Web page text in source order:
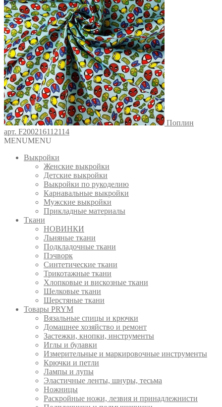
Поплин
арт. F200216112114
MENUMENU
Выкройки
Женские выкройки
Детские выкройки
Выкройки по рукоделию
Карнавальные выкройки
Мужские выкройки
Прикладные материалы
Ткани
НОВИНКИ
Льняные ткани
Подкладочные ткани
Пэчворк
Синтетические ткани
Трикотажные ткани
Хлопковые и вискозные ткани
Шелковые ткани
Шерстяные ткани
Товары PRYM
Вязальные спицы и крючки
Домашнее хозяйство и ремонт
Застежки, кнопки, инструменты
Иглы и булавки
Измерительные и маркировочные инструменты
Крючки и петли
Лампы и лупы
Эластичные ленты, шнуры, тесьма
Ножницы
Раскройные ножи, лезвия и принадлежнисти